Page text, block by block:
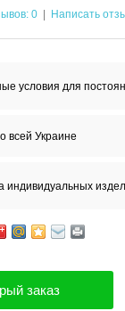
0 Написать
условия для
всей Украине
индивидуальных
заказ